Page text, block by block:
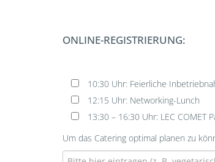
ONLINE-REGISTRIERUNG:
10:30 Uhr: Feierliche
12:15 Uhr: Networking-Lunch
13:30 – 16:30 Uhr: LEC COMET
Um das Catering optimal planen zu